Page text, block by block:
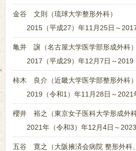
金谷 文則（琉球大学整形外科）
2015（平成27）年11月25日～
亀井 譲（名古屋大学医学部形成外科）
2017（平成29）年12月7日～2019
柿木 良介（近畿大学医学部整形外科）
2019（令和1）年11月28日～2021
櫻井 裕之（東京女子医科大学形成外科
2021年（令和3）年12月4日～
五谷 寛之（大阪掖済会病院 整形外科